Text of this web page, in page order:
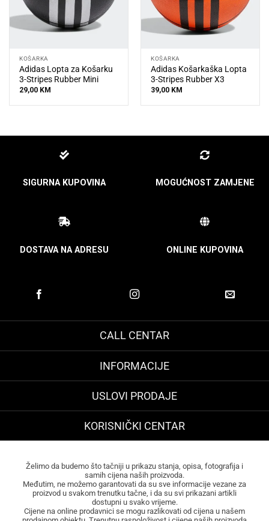
KOŠARKA
Adidas Lopta za Košarku
3-Stripes Rubber Mini
29,00 KM
KOŠARKA
Adidas Košarkaška Lopta
3-Stripes Rubber X3
39,00 KM
SIGURNA KUPOVINA MOGUĆNOST ZAMJENE
DOSTAVA NA ADRESU ONLINE KUPOVINA
CALL CENTAR
INFORMACIJE
USLOVI PRODAJE
KORISNIČKI CENTAR
Želimo da budemo što tačniji u prikazu stanja, opisa, fotografija i
samih cijena naših proizvoda.
Međutim, ne možemo garantovati da su sve informacije vezane za
proizvod u svakom trenutku tačne, i da su svi prikazani artikli
dostupni u svako vrijeme.
Cijene na online prodavnici se mogu razlikovati od cijena u našem